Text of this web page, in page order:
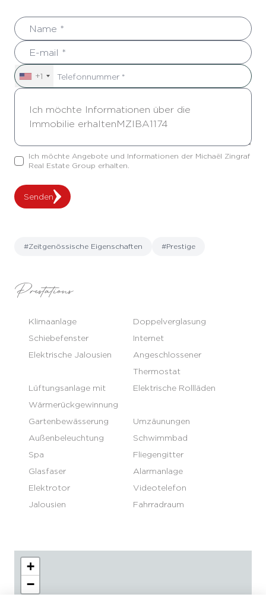
+1
Ich möchte Angebote und Informationen der Michaël Zingraf
Real Estate Group erhalten.
Senden
#Zeitgenössische Eigenschaften #Prestige
Prestations
Klimaanlage
Doppelverglasung
Schiebefenster
Internet
Elektrische Jalousien
Angeschlossener
Thermostat
Lüftungsanlage mit
Wärmerückgewinnung
Elektrische Rollläden
Gartenbewässerung
Umzäunungen
Außenbeleuchtung
Schwimmbad
Spa
Fliegengitter
Glasfaser
Alarmanlage
Elektrotor
Videotelefon
Jalousien
Fahrradraum
+
−